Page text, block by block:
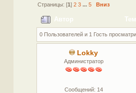
Страницы: [1]2 3 ...5 Вниз
Автор
0 Пользователей и 1 Гость
Lokky
Администратор
Сообщений: 14